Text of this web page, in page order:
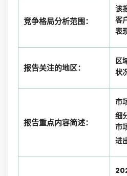
竞争格局分析范围：
该
客
表
报告关注的地区：
区
状
报告重点内容简述：
市
细
市
进